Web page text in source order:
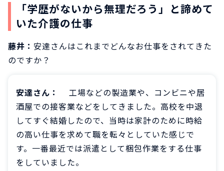
「学歴がないから無理だろう」と諦めて
いた介護の仕事
藤井： 安達さんはこれまでどんなお仕事をされてきた
のですか？
安達さん：
工場などの製造業や、コンビニや居
酒屋での接客業などをしてきました。高校を中退
してすぐ結婚したので、当時は家計のために時給
の高い仕事を求めて職を転々としていた感じで
す。一番最近では派遣として梱包作業をする仕事
をしていました。